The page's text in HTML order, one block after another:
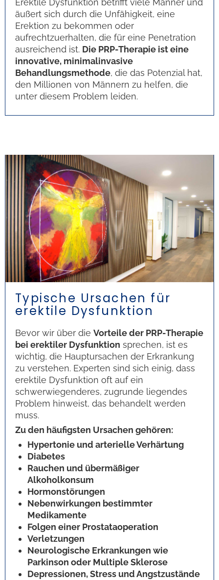
Erektile Dysfunktion betrifft viele Männer und
äußert sich durch die Unfähigkeit, eine
Erektion zu bekommen oder
aufrechtzuerhalten, die für eine Penetration
ausreichend ist. Die PRP-Therapie ist eine
innovative, minimalinvasive
Behandlungsmethode, die das Potenzial hat,
den Millionen von Männern zu helfen, die
unter diesem Problem leiden.
Typische Ursachen für
erektile Dysfunktion
Bevor wir über die Vorteile der PRP-Therapie
bei erektiler Dysfunktion sprechen, ist es
wichtig, die Hauptursachen der Erkrankung
zu verstehen. Experten sind sich einig, dass
erektile Dysfunktion oft auf ein
schwerwiegenderes, zugrunde liegendes
Problem hinweist, das behandelt werden
muss.
Zu den häufigsten Ursachen gehören:
Hypertonie und arterielle Verhärtung
Diabetes
Rauchen und übermäßiger
Alkoholkonsum
Hormonstörungen
Nebenwirkungen bestimmter
Medikamente
Folgen einer Prostataoperation
Verletzungen
Neurologische Erkrankungen wie
Parkinson oder Multiple Sklerose
Depressionen, Stress und Angstzustände